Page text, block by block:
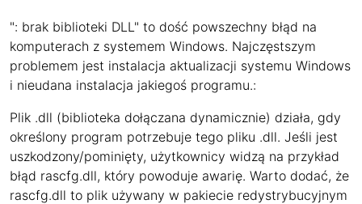
": brak biblioteki DLL" to dość powszechny błąd na
komputerach z systemem Windows. Najczęstszym
problemem jest instalacja aktualizacji systemu Windows
i nieudana instalacja jakiegoś programu.:
Plik .dll (biblioteka dołączana dynamicznie) działa, gdy
określony program potrzebuje tego pliku .dll. Jeśli jest
uszkodzony/pominięty, użytkownicy widzą na przykład
błąd rascfg.dll, który powoduje awarię. Warto dodać, że
rascfg.dll to plik używany w pakiecie redystrybucyjnym